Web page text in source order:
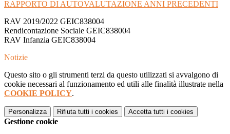
RAPPORTO DI AUTOVALUTAZIONE ANNI PRECEDENTI
RAV 2019/2022 GEIC838004
Rendicontazione Sociale GEIC838004
RAV Infanzia GEIC838004
Notizie
Questo sito o gli strumenti terzi da questo utilizzati si avvalgono di
cookie necessari al funzionamento ed utili alle finalità illustrate nella
COOKIE POLICY.
Personalizza Rifiuta tutti i cookies Accetta tutti i cookies
Gestione cookie